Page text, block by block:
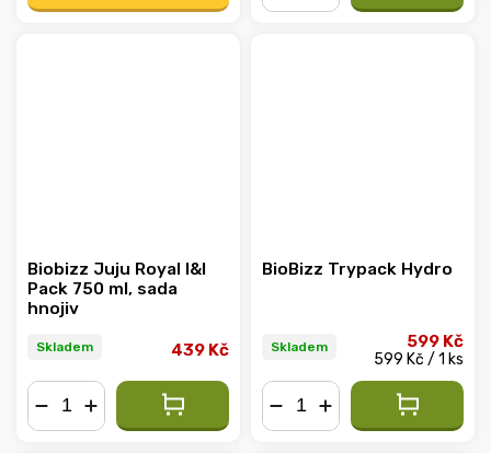
Biobizz Juju Royal I&I
Pack 750 ml, sada
hnojiv
Skladem 439 Kč
BioBizz Trypack Hydro
Skladem 599 Kč
599 Kč / 1 ks